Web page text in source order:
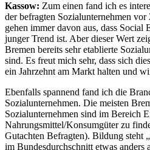
Kassow: Zum einen fand ich es
der befragten Sozialunternehmen
gehen immer davon aus, dass Social
junger Trend ist. Aber dieser Wert
Bremen bereits sehr etablierte
sind. Es freut mich sehr, dass sich
ein Jahrzehnt am Markt halten und
Ebenfalls spannend fand ich die
Sozialunternehmen. Die meisten
Sozialunternehmen sind im Bereich
Nahrungsmittel/Konsumgüter zu
Gutachten Befragten). Bildung steht
im Bundesdurchschnitt etwas anders